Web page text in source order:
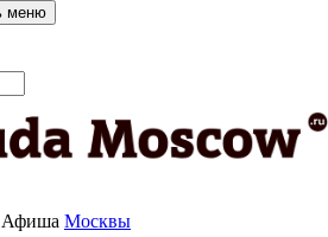
меню
Афиша Москвы